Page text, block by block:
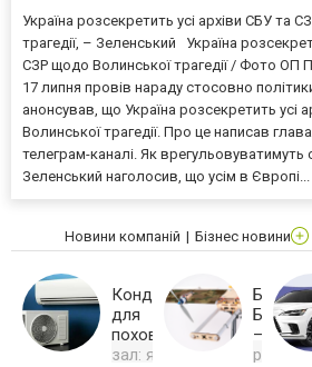
Україна розсекретить усі архіви СБУ та
трагедії, – Зеленський Україна
СЗР щодо Волинської трагедії / Фото ОП
17 липня провів нараду стосовно
анонсував, що Україна розсекретить усі
Волинської трагедії. Про це написав
телеграм-каналі. Як
Зеленський наголосив, що усім в Європі...
Новини компаній Бізнес новини
Кондиціонери
для
поховальних
зал: як
БПЛА
–
рішень і